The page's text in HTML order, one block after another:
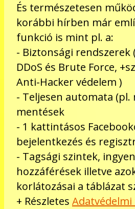
És természetesen
korábbi hírben már
funkció is mint pl. a:
- Biztonsági rendszerek
DDoS és Brute Force,
Anti-Hacker védelem )
- Teljesen automata
mentések
- 1 kattintásos
bejelentkezés és
- Tagsági szintek,
hozzáférések illetve
korlátozásai a táblázat
+ Részletes